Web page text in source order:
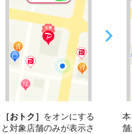
［おトク］ をオンにする
と対象店舗のみが表示さ